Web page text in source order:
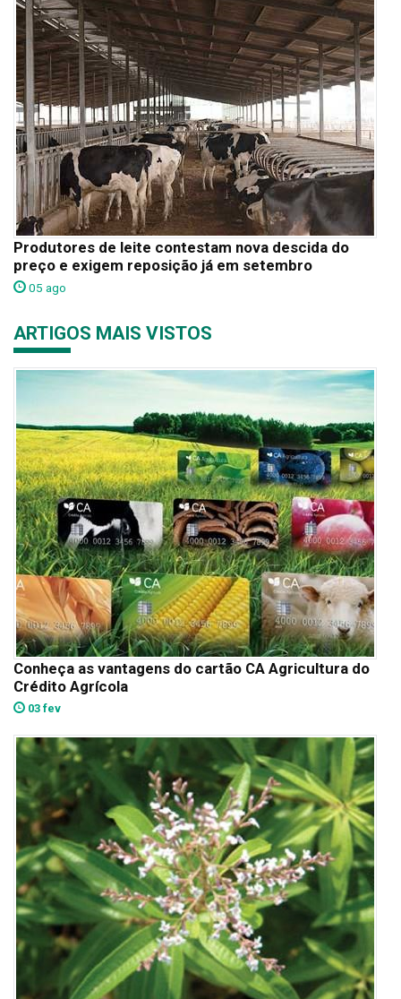
Produtores de leite contestam nova descida do
preço e exigem reposição já em setembro
05 ago
ARTIGOS MAIS VISTOS
Conheça as vantagens do cartão CA Agricultura do
Crédito Agrícola
03 fev